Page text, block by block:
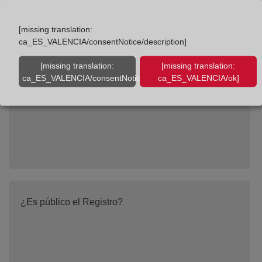
¿Cuánto cuesta inscribir en el Registro de la
Propiedad?
¿Es público el Registro?
[missing translation:
ca_ES_VALENCIA/consentNotice/description]
[missing translation:
ca_ES_VALENCIA/consentNotice/learnMore]
[missing translation:
ca_ES_VALENCIA/ok]